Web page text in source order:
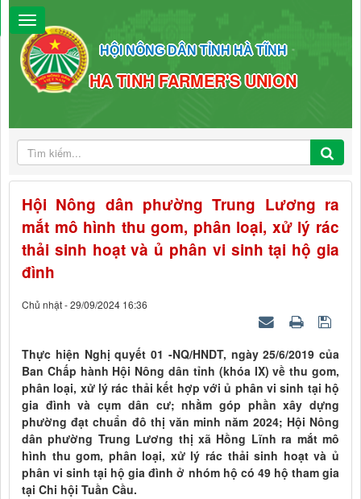
HỘI NÔNG DÂN TỈNH HÀ TĨNH
HA TINH FARMER'S UNION
Hội Nông dân phường Trung Lương ra
mắt mô hình thu gom, phân loại, xử lý rác
thải sinh hoạt và ủ phân vi sinh tại hộ gia
đình
Chủ nhật - 29/09/2024 16:36
Thực hiện Nghị quyết 01 -NQ/HNDT, ngày 25/6/2019 của
Ban Chấp hành Hội Nông dân tỉnh (khóa IX) về thu gom,
phân loại, xử lý rác thải kết hợp với ủ phân vi sinh tại hộ
gia đình và cụm dân cư; nhằm góp phần xây dựng
phường đạt chuẩn đô thị văn minh năm 2024; Hội Nông
dân phường Trung Lương thị xã Hồng Lĩnh ra mắt mô
hình thu gom, phân loại, xử lý rác thải sinh hoạt và ủ
phân vi sinh tại hộ gia đình ở nhóm hộ có 49 hộ tham gia
tại Chi hội Tuần Cầu.